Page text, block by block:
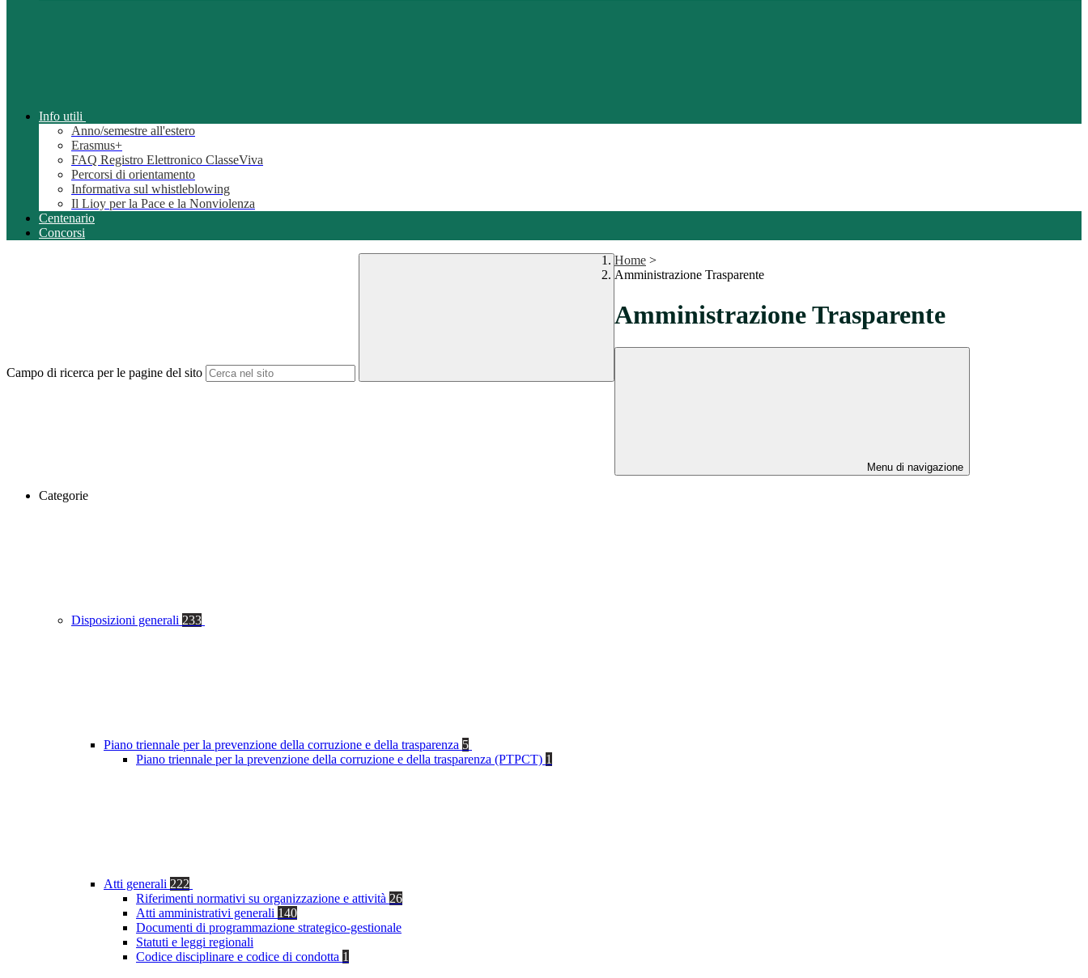
Info utili
Anno/semestre all'estero
Erasmus+
FAQ Registro Elettronico ClasseViva
Percorsi di orientamento
Informativa sul whistleblowing
Il Lioy per la Pace e la Nonviolenza
Centenario
Concorsi
Campo di ricerca per le pagine del sito
Home >
Amministrazione Trasparente
Amministrazione Trasparente
Menu di navigazione
Categorie
Disposizioni generali 233
Piano triennale per la prevenzione della corruzione e della trasparenza 5
Piano triennale per la prevenzione della corruzione e della trasparenza (PTPCT) 1
Atti generali 222
Riferimenti normativi su organizzazione e attività 26
Atti amministrativi generali 140
Documenti di programmazione strategico-gestionale
Statuti e leggi regionali
Codice disciplinare e codice di condotta 1